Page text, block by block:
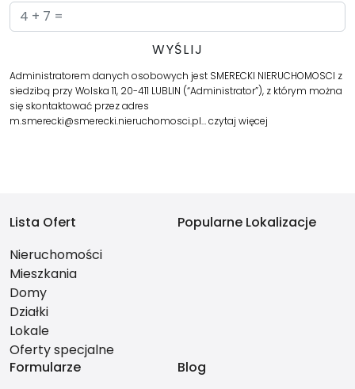
Administratorem danych osobowych jest SMERECKI NIERUCHOMOSCI z
siedzibą przy Wolska 11, 20-411 LUBLIN (“Administrator”), z którym można
się skontaktować przez adres
m.smerecki@smerecki.nieruchomosci.pl…czytaj więcej
Lista Ofert
Nieruchomości
Mieszkania
Domy
Działki
Lokale
Oferty specjalne
Popularne Lokalizacje
Formularze
Blog